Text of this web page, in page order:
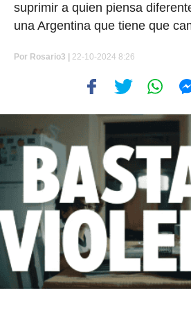
suprimir a quien piensa
una Argentina que tiene que
Por Rosario3 | 22-10-2024 8:26